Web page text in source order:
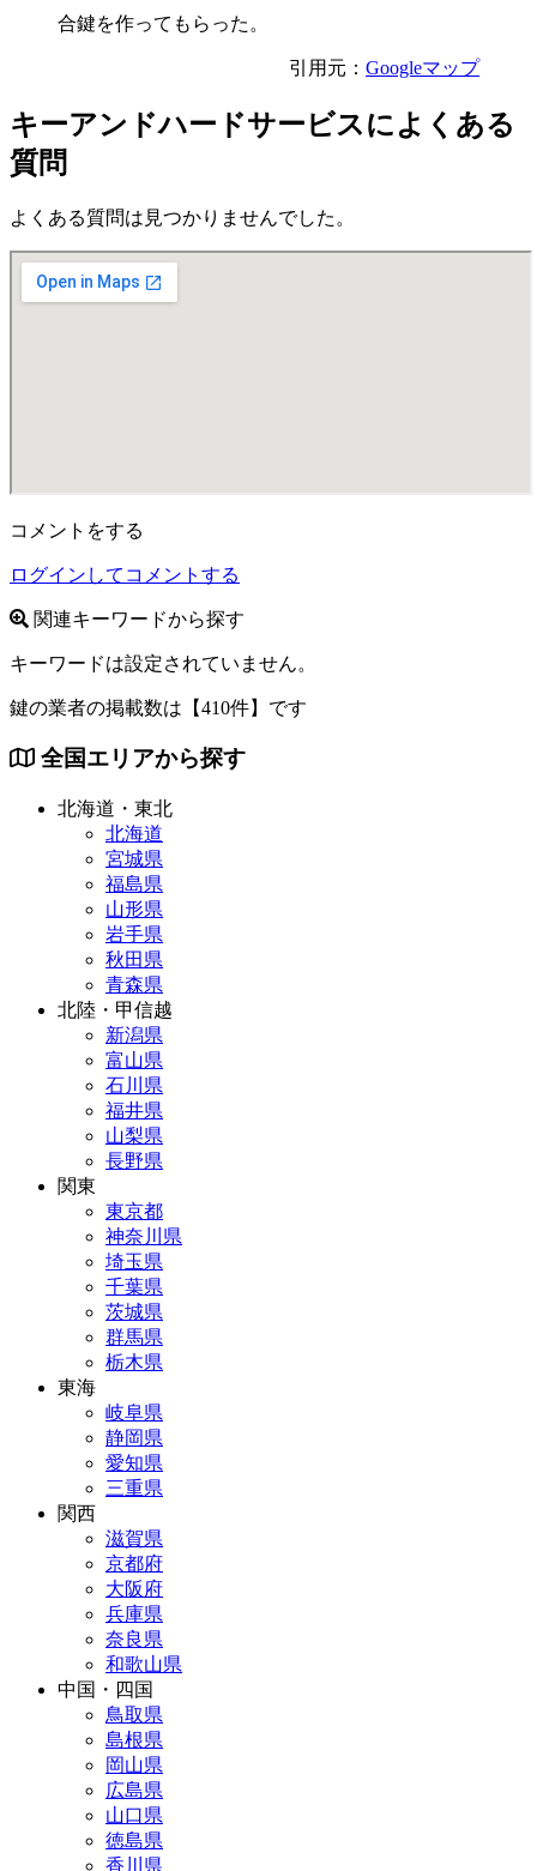
合鍵を作ってもらった。
引用元： Googleマップ
キーアンドハードサービスによくある
質問
よくある質問は見つかりませんでした。
コメントをする
ログインしてコメントする
関連キーワードから探す
キーワードは設定されていません。
鍵の業者の掲載数は 【410件】 です
全国エリアから探す
北海道・東北
北海道
宮城県
福島県
山形県
岩手県
秋田県
青森県
北陸・甲信越
新潟県
富山県
石川県
福井県
山梨県
長野県
関東
東京都
神奈川県
埼玉県
千葉県
茨城県
群馬県
栃木県
東海
岐阜県
静岡県
愛知県
三重県
関西
滋賀県
京都府
大阪府
兵庫県
奈良県
和歌山県
中国・四国
鳥取県
島根県
岡山県
広島県
山口県
徳島県
香川県